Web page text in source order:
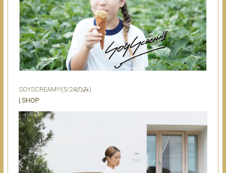
SOYSCREAM!!!(5/24のみ)
| SHOP